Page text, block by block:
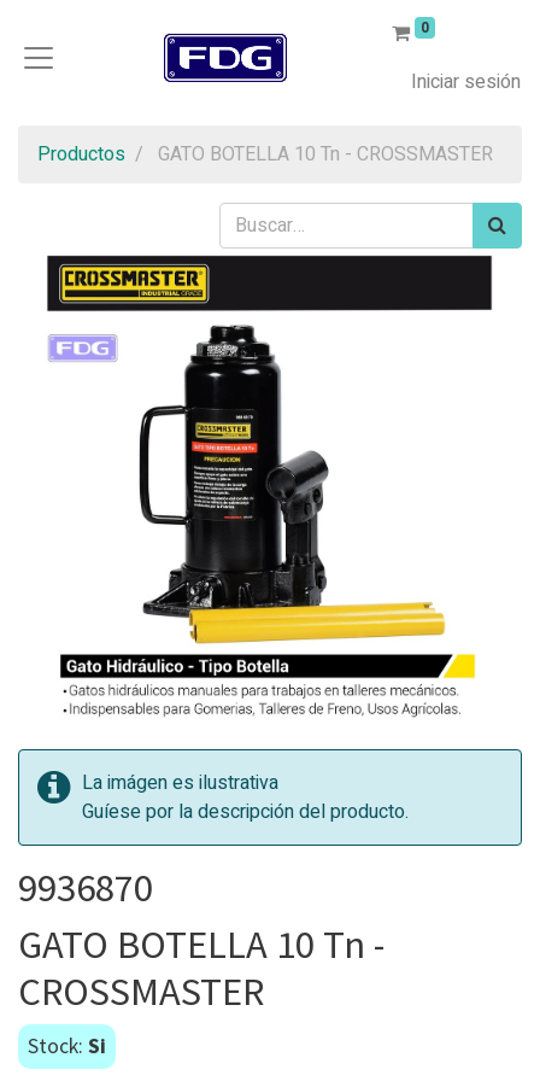
0
Iniciar sesión
Productos GATO BOTELLA 10 Tn - CROSSMASTER
La imágen es ilustrativa
Guíese por la descripción del producto.
9936870
GATO BOTELLA 10 Tn -
CROSSMASTER
Stock: Si